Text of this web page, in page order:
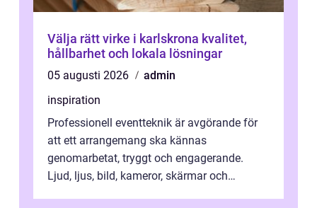
Välja rätt virke i karlskrona kvalitet,
hållbarhet och lokala lösningar
05 augusti 2026
admin
inspiration
Professionell eventteknik är avgörande för
att ett arrangemang ska kännas
genomarbetat, tryggt och engagerande.
Ljud, ljus, bild, kameror, skärmar och